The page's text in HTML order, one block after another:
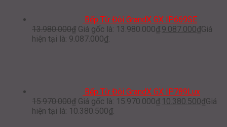
Bếp Từ Đôi GrandX GX IP669SE
13.980.000₫ Giá gốc là: 13.980.000₫. 9.087.000₫Giá
hiện tại là: 9.087.000₫.
Bếp Từ Đôi GrandX GX IP789Lux
15.970.000₫ Giá gốc là: 15.970.000₫. 10.380.500₫Giá
hiện tại là: 10.380.500₫.